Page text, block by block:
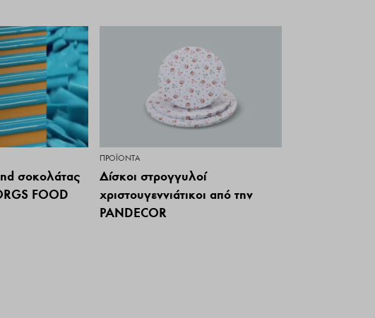
σοκολάτας
FOOD
ΠΡΟΪΌΝΤΑ
Δίσκοι στρογγυλοί
χριστουγεννιάτικοι από την
PANDECOR